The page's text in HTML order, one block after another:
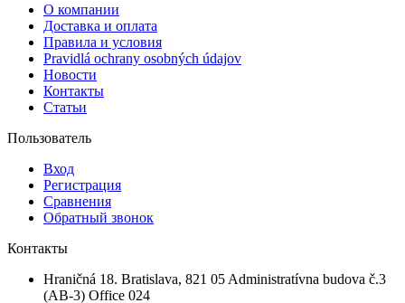
О компании
Доставка и оплата
Правила и условия
Pravidlá ochrany osobných údajov
Новости
Контакты
Статьи
Пользователь
Вход
Регистрация
Сравнения
Обратный звонок
Контакты
Hraničná 18. Bratislava, 821 05 Administratívna budova č.3
(AB-3) Office 024